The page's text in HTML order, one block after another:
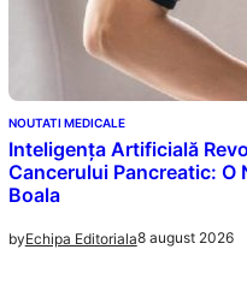
NOUTATI MEDICALE
Inteligența Artificială
Cancerului Pancreatic: O
Boala
byEchipa Editoriala8 august 2026